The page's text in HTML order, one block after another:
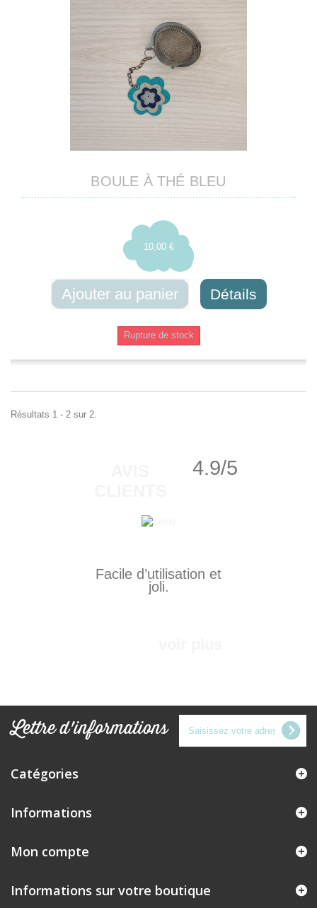
BOULE À THÉ BLEU
10,00 €
Ajouter au panier Détails
Rupture de stock
Résultats 1 - 2 sur 2.
4.9/5
Facile d’utilisation et
joli.
Lettre d'informations
Catégories
Informations
Mon compte
Informations sur votre boutique